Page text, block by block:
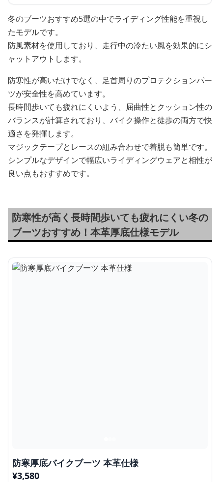
冬のブーツおすすめ5選の中でライディング性能を重視し
たモデルです。
防風素材を使用しており、走行中の冷たい風を効果的にシ
ャットアウトします。
防寒性が高いだけでなく、足首周りのプロテクションパー
ツが安全性を高めています。
長時間歩いても疲れにくいよう、屈曲性とクッション性の
バランスが計算されており、バイク操作と徒歩の両方で快
適さを発揮します。
マジックテープとレースの組み合わせで着脱も簡単です。
シンプルなデザインで幅広いライディングウェアと相性が
良い点もおすすめです。
防寒性が高く長時間歩いても疲れにくい冬の
ブーツおすすめ！本革厚底仕様モデル
防寒厚底バイクブーツ 本革仕様
¥3,580